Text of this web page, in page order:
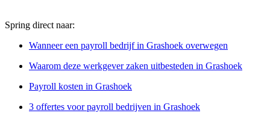
Spring direct naar:
Wanneer een payroll bedrijf in Grashoek overwegen
Waarom deze werkgever zaken uitbesteden in Grashoek
Payroll kosten in Grashoek
3 offertes voor payroll bedrijven in Grashoek